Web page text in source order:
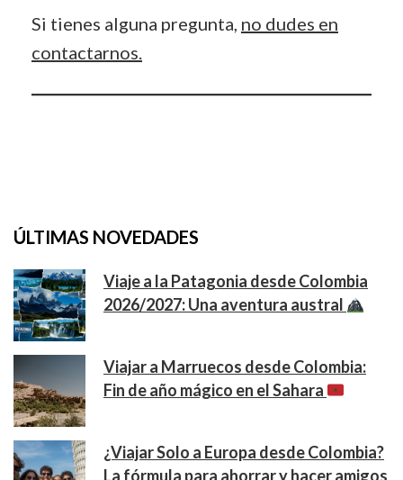
Si tienes alguna pregunta, no dudes en
contactarnos.
ÚLTIMAS NOVEDADES
Viaje a la Patagonia desde Colombia
2026/2027: Una aventura austral
Viajar a Marruecos desde Colombia:
Fin de año mágico en el Sahara
¿Viajar Solo a Europa desde Colombia?
La fórmula para ahorrar y hacer amigos